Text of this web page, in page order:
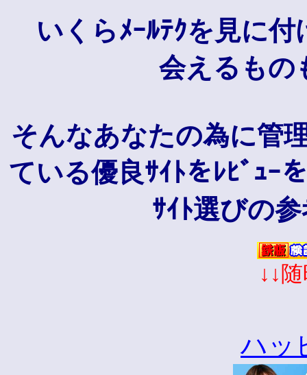
いくらﾒｰﾙﾃｸを見に付
会えるもの
そんなあなたの為に管
ている優良ｻｲﾄをﾚﾋﾞｭｰ
ｻｲﾄ選びの
↓↓
ハッ